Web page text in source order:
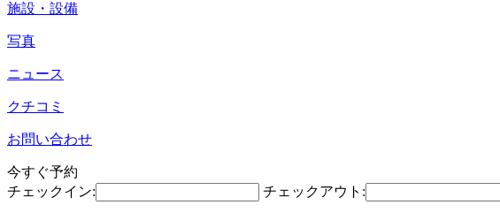
施設・設備
写真
ニュース
クチコミ
お問い合わせ
今すぐ予約
チェックイン:
チェックアウト: